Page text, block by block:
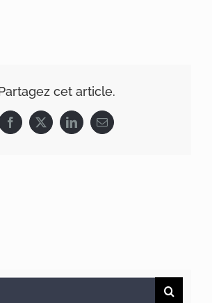
cet article.
Facebook
X LinkedInEmail